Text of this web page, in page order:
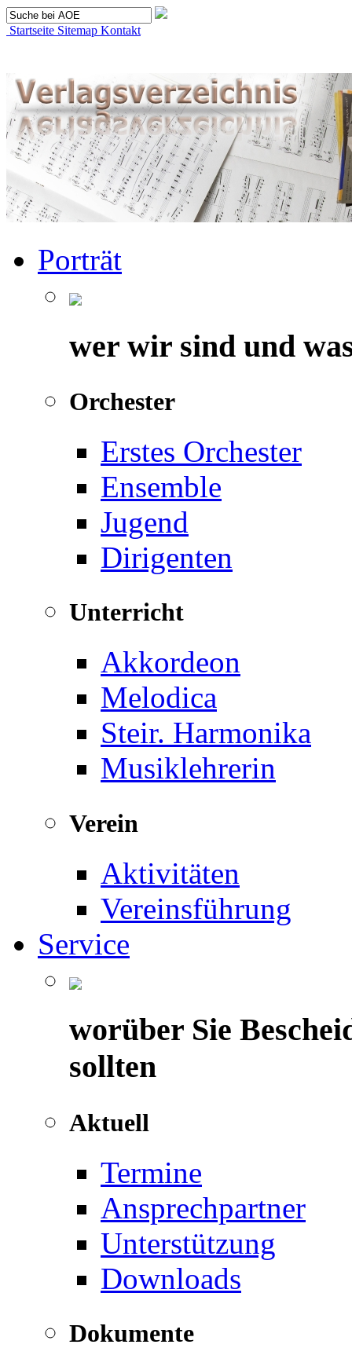
Startseite Sitemap Kontakt
Porträt
wer wir sind und
Orchester
Erstes Orchester
Ensemble
Jugend
Dirigenten
Unterricht
Akkordeon
Melodica
Steir. Harmonika
Musiklehrerin
Verein
Aktivitäten
Vereinsführung
Service
worüber Sie
sollten
Aktuell
Termine
Ansprechpartner
Unterstützung
Downloads
Dokumente